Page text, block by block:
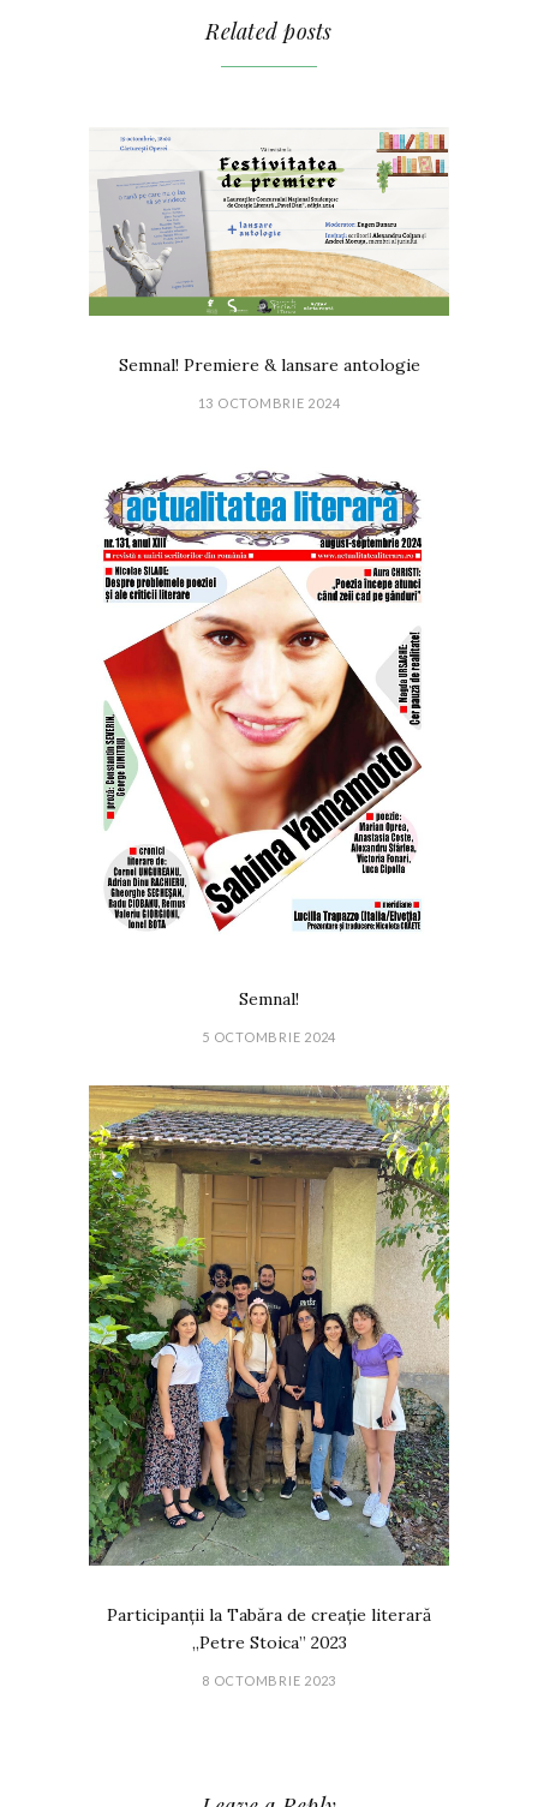
Related posts
Semnal! Premiere & lansare antologie
13 OCTOMBRIE 2024
Semnal!
5 OCTOMBRIE 2024
Participanții la Tabăra de creație literară
„Petre Stoica” 2023
8 OCTOMBRIE 2023